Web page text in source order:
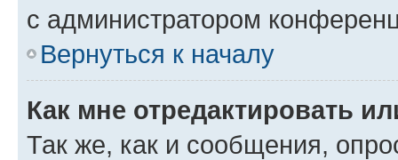
с администратором
Вернуться к началу
Как мне отредактировать
Так же, как и сообщения,